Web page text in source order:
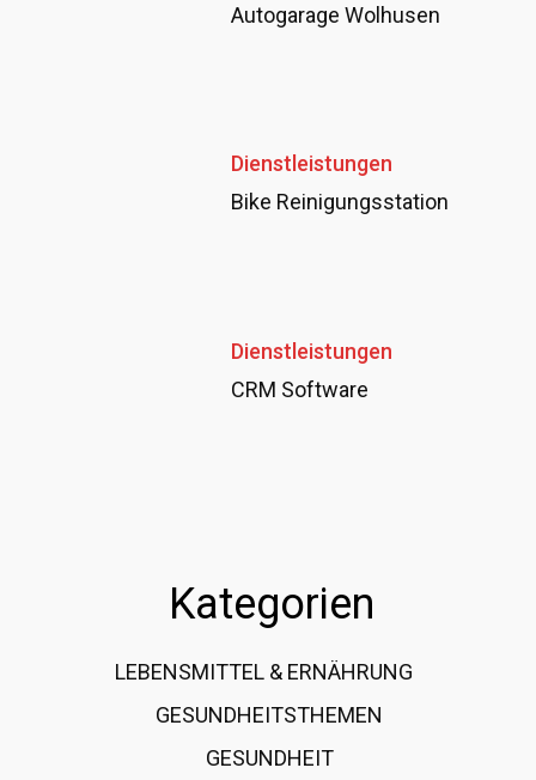
Autogarage Wolhusen
Dienstleistungen
Bike Reinigungsstation
Dienstleistungen
CRM Software
Kategorien
LEBENSMITTEL & ERNÄHRUNG
GESUNDHEITSTHEMEN
GESUNDHEIT